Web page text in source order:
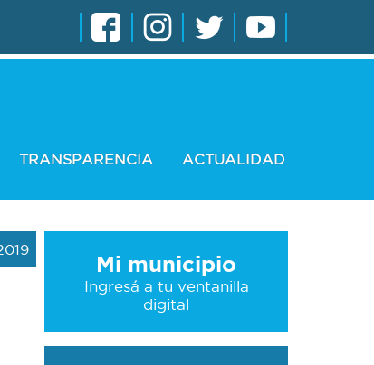
TRANSPARENCIA ACTUALIDAD
Mi municipio
Ingresá a tu ventanilla
digital